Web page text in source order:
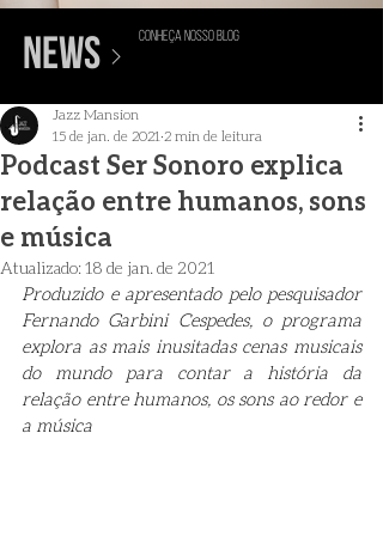
>
news conheça nosso blog
Podcast Ser Sonoro explica
relação entre humanos, sons
e música
Jazz Mansion
15 de jan. de 2021 2 min de leitura
Atualizado:18 de jan. de 2021
Produzido e apresentado pelo pesquisador
Fernando Garbini Cespedes, o programa
explora as mais inusitadas cenas musicais
do mundo para contar a história da
relação entre humanos, os sons ao redor e
a música